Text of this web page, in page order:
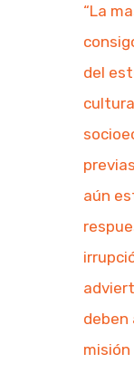
“La
del
aún
deben